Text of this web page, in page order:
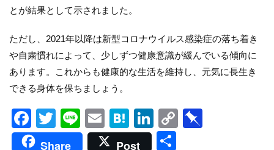
とが結果として示されました。
ただし、2021年以降は新型コロナウイルス感染症の落ち着き
や自粛慣れによって、少しずつ健康意識が緩んでいる傾向に
あります。これからも健康的な生活を維持し、元気に長生き
できる身体を保ちましょう。
Facebook
TwitterLineEmailHatena
LinkedIn
Copy
Share Post